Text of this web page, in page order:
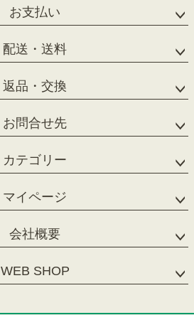
お支払い
配送・送料
返品・交換
お問合せ先
カテゴリー
マイページ
会社概要
WEB SHOP